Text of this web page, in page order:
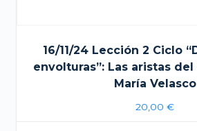
16/11/24 Lección 2 Ciclo
envolturas”: Las aristas
María Velasco
20,00 €